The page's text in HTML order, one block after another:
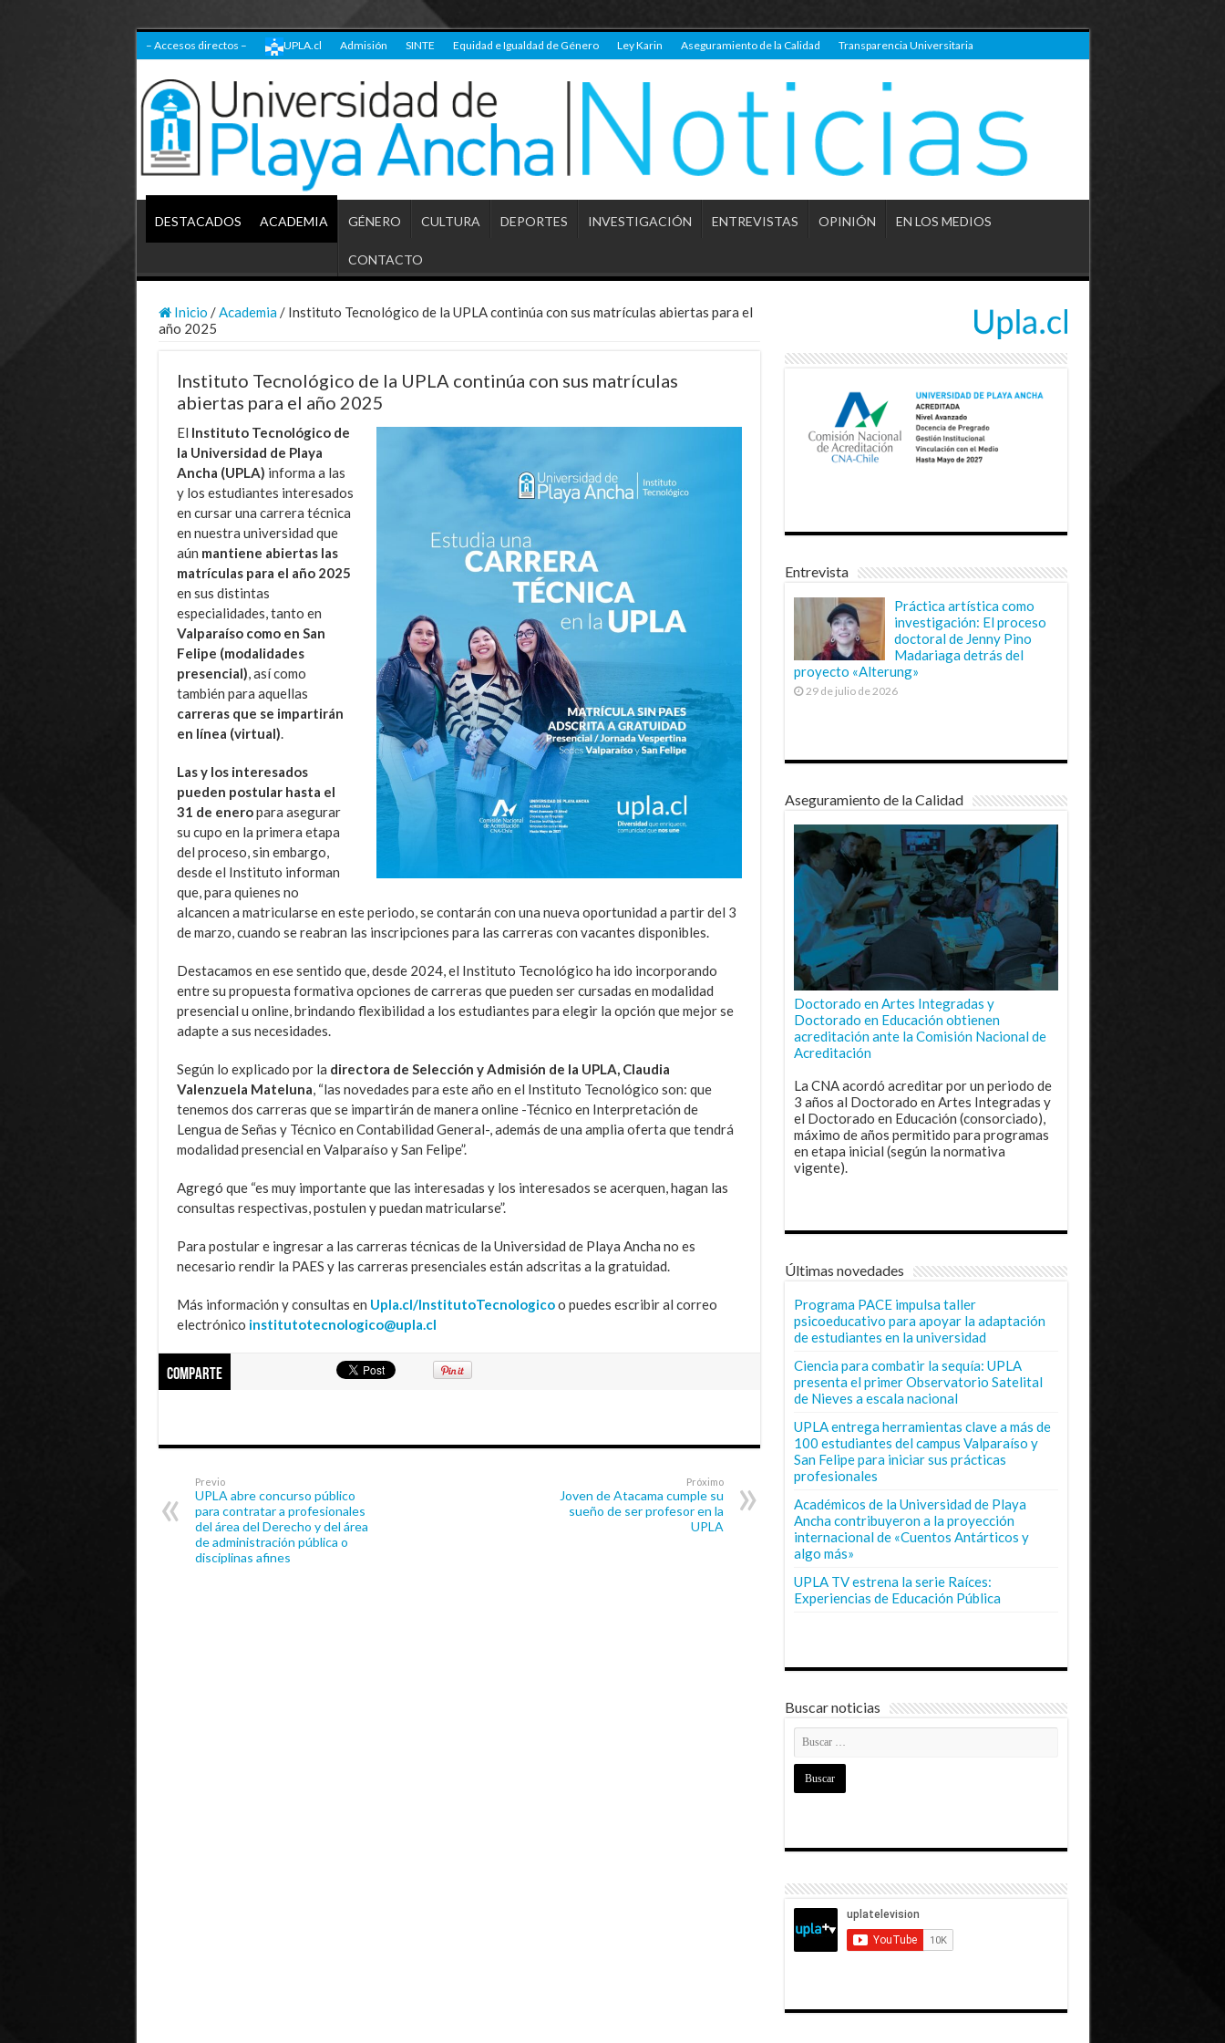
– Accesos directos – UPLA.cl Admisión SINTE Equidad e Igualdad de Género Ley Karin Aseguramiento de la Calidad Transparencia Universitaria
DESTACADOS ACADEMIA GÉNERO CULTURA DEPORTES INVESTIGACIÓN ENTREVISTAS OPINIÓN EN LOS MEDIOS
CONTACTO
Inicio / Academia / Instituto Tecnológico de la UPLA continúa con sus matrículas abiertas para el
año 2025
Instituto Tecnológico de la UPLA continúa con sus matrículas
abiertas para el año 2025
El Instituto Tecnológico de
la Universidad de Playa
Ancha (UPLA) informa a las
y los estudiantes interesados
en cursar una carrera técnica
en nuestra universidad que
aún mantiene abiertas las
matrículas para el año 2025
en sus distintas
especialidades, tanto en
Valparaíso como en San
Felipe (modalidades
presencial) , así como
también para aquellas
carreras que se impartirán
en línea (virtual)
Las y los interesados
pueden postular hasta el
31 de eneropara asegurar
su cupo en la primera etapa
del proceso, sin embargo,
desde el Instituto informan
que, para quienes no
alcancen a matricularse en este periodo, se contarán con una nueva oportunidad a partir del 3
de marzo, cuando se reabran las inscripciones para las carreras con vacantes disponibles.
Destacamos en ese sentido que, desde 2024, el Instituto Tecnológico ha ido incorporando
entre su propuesta formativa opciones de carreras que pueden ser cursadas en modalidad
presencial u online, brindando flexibilidad a los estudiantes para elegir la opción que mejor se
adapte a sus necesidades.
Según lo explicado por la directora de Selección y Admisión de la UPLA, Claudia
Valenzuela Mateluna , “las novedades para este año en el Instituto Tecnológico son: que
tenemos dos carreras que se impartirán de manera online -Técnico en Interpretación de
Lengua de Señas y Técnico en Contabilidad General-, además de una amplia oferta que tendrá
modalidad presencial en Valparaíso y San Felipe”.
Agregó que “es muy importante que las interesadas y los interesados se acerquen, hagan las
consultas respectivas, postulen y puedan matricularse”.
Para postular e ingresar a las carreras técnicas de la Universidad de Playa Ancha no es
necesario rendir la PAES y las carreras presenciales están adscritas a la gratuidad.
Más información y consultas en Upla.cl/InstitutoTecnologicoo puedes escribir al correo
electrónico institutotecnologico@upla.cl
Comparte
Previo
UPLA abre concurso público
para contratar a profesionales
del área del Derecho y del área
de administración pública o
disciplinas afines
Próximo
Joven de Atacama cumple su
sueño de ser profesor en la
UPLA
Entrevista
Práctica artística como
investigación: El proceso
doctoral de Jenny Pino
Madariaga detrás del
proyecto «Alterung»
29 de julio de 2026
Aseguramiento de la Calidad
Doctorado en Artes Integradas y
Doctorado en Educación obtienen
acreditación ante la Comisión Nacional de
Acreditación
La CNA acordó acreditar por un periodo de
3 años al Doctorado en Artes Integradas y
el Doctorado en Educación (consorciado),
máximo de años permitido para programas
en etapa inicial (según la normativa
vigente).
Últimas novedades
Programa PACE impulsa taller
psicoeducativo para apoyar la adaptación
de estudiantes en la universidad
Ciencia para combatir la sequía: UPLA
presenta el primer Observatorio Satelital
de Nieves a escala nacional
UPLA entrega herramientas clave a más de
100 estudiantes del campus Valparaíso y
San Felipe para iniciar sus prácticas
profesionales
Académicos de la Universidad de Playa
Ancha contribuyeron a la proyección
internacional de «Cuentos Antárticos y
algo más»
UPLA TV estrena la serie Raíces:
Experiencias de Educación Pública
Buscar noticias